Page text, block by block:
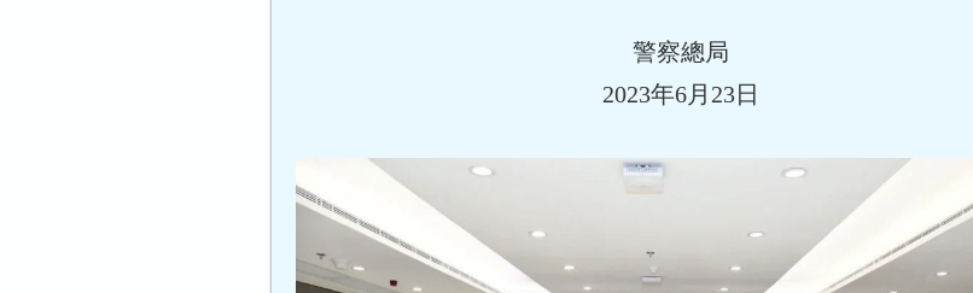
警察總局
2023年6月23日